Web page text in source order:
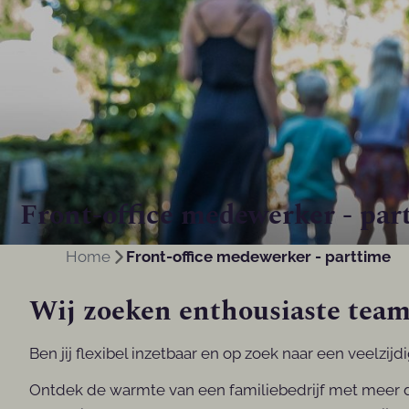
Front-office medewerker -
Home Front-office medewerker - parttime
Wij zoeken enthousiaste
Ben jij flexibel inzetbaar en op zoek naar een
Ontdek de warmte van een familiebedrijf met meer